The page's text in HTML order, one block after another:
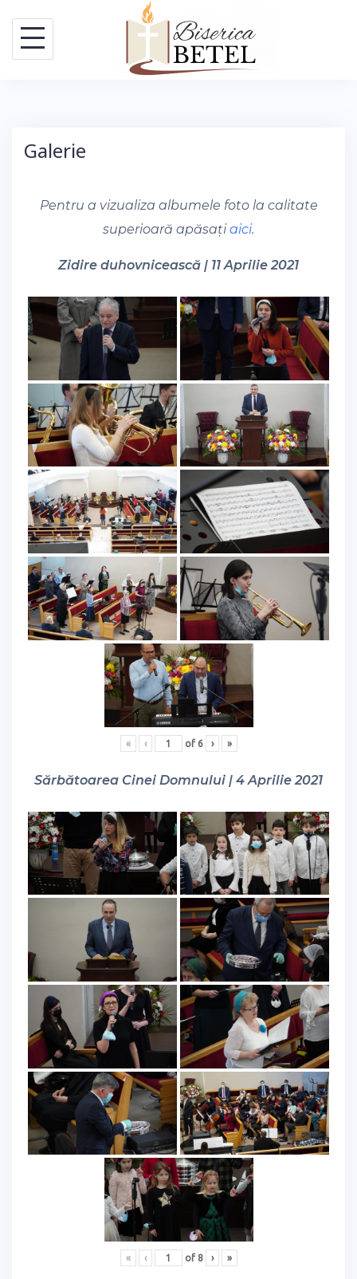
content
Galerie
Pentru a vizualiza albumele foto la calitate
superioară apăsațiaici.
Zidire duhovnicească | 11 Aprilie 2021
« ‹ of 6 › »
Sărbătoarea Cinei Domnului | 4 Aprilie 2021
« ‹ of 8 › »